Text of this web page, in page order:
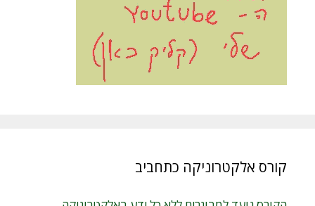
קורס אלקטרוניקה כתחביב